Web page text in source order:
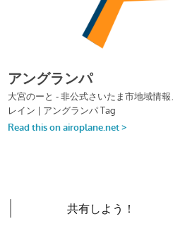
共有しよう！